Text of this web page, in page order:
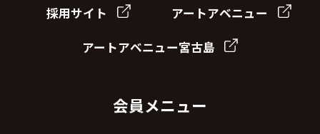
採用サイト アートアベニュー
アートアベニュー宮古島
会員メニュー